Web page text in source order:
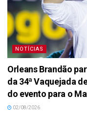
NOTÍCIAS
Orleans Brandão
da 34ª Vaquejada
do evento para o
02/08/2026